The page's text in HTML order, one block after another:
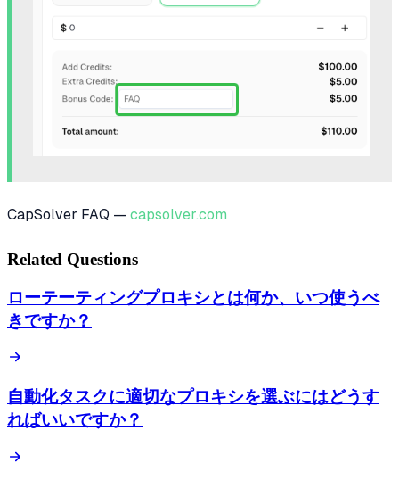
CapSolver FAQ — capsolver.com
Related Questions
ローテーティングプロキシとは何か、いつ使うべ
きですか？
自動化タスクに適切なプロキシを選ぶにはどうす
ればいいですか？